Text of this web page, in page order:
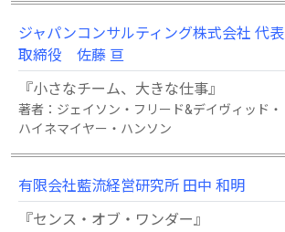
ジャパンコンサルティング株式会社 代表
取締役 佐藤 亘
『小さなチーム、大きな仕事』
著者：ジェイソン・フリード&デイヴィッド・
ハイネマイヤー・ハンソン
有限会社藍流経営研究所 田中 和明
『センス・オブ・ワンダー』